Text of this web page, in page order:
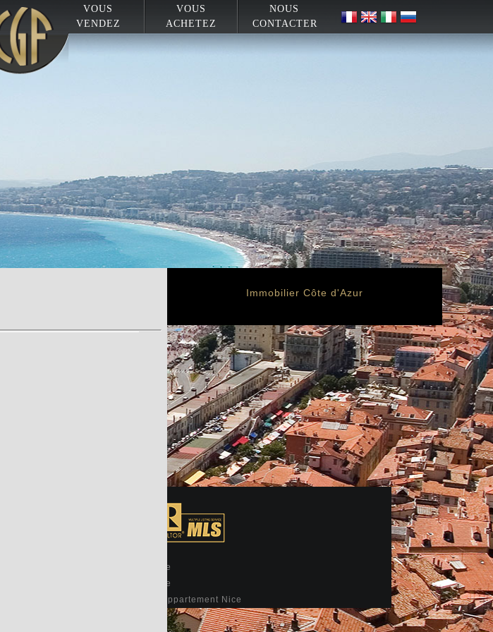
VOUS
VENDEZ
VOUS
ACHETEZ
NOUS
CONTACTER
Immobilier Côte d'Azur
Vente maison Nice
Achat maison Nice
Achat maison et appartement Nice